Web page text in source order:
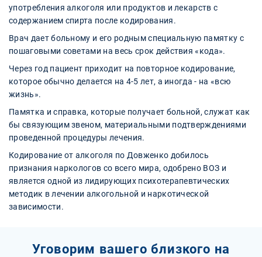
употребления алкоголя или продуктов и лекарств с
содержанием спирта после кодирования.
Врач дает больному и его родным специальную памятку с
пошаговыми советами на весь срок действия «кода».
Через год пациент приходит на повторное кодирование,
которое обычно делается на 4-5 лет, а иногда - на «всю
жизнь».
Памятка и справка, которые получает больной, служат как
бы связующим звеном, материальными подтверждениями
проведенной процедуры лечения.
Кодирование от алкоголя по Довженко добилось
признания наркологов со всего мира, одобрено ВОЗ и
является одной из лидирующих психотерапевтических
методик в лечении алкогольной и наркотической
зависимости.
Уговорим вашего близкого на